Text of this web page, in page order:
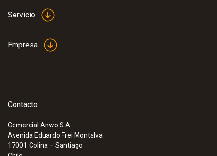
testo 6614 - Sonda de proceso de
humedad elevada con cable con
calefacción
Servicio
Empresa
Contacto
Comercial Anwo S.A.
Avenida Eduardo Frei Montalva
17001 Colina – Santiago